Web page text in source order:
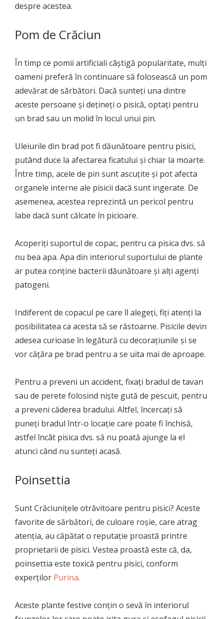
despre acestea.
Pom de Crăciun
În timp ce pomii artificiali câștigă popularitate, mulți
oameni preferă în continuare să folosească un pom
adevărat de sărbători. Dacă sunteți una dintre
aceste persoane și dețineți o pisică, optați pentru
un brad sau un molid în locul unui pin.
Uleiurile din brad pot fi dăunătoare pentru pisici,
putând duce la afectarea ficatului și chiar la moarte.
Între timp, acele de pin sunt ascuțite și pot afecta
organele interne ale pisicii dacă sunt ingerate. De
asemenea, acestea reprezintă un pericol pentru
labe dacă sunt călcate în picioare.
Acoperiți suportul de copac, pentru ca pisica dvs. să
nu bea apa. Apa din interiorul suportului de plante
ar putea conține bacterii dăunătoare și alți agenți
patogeni.
Indiferent de copacul pe care îl alegeți, fiți atenți la
posibilitatea ca acesta să se răstoarne. Pisicile devin
adesea curioase în legătură cu decorațiunile și se
vor cățăra pe brad pentru a se uita mai de aproape.
Pentru a preveni un accident, fixați bradul de tavan
sau de perete folosind niște gută de pescuit, pentru
a preveni căderea bradului. Altfel, încercați să
puneți bradul într-o locație care poate fi închisă,
astfel încât pisica dvs. să nu poată ajunge la el
atunci când nu sunteți acasă.
Poinsettia
Sunt Crăciunițele otrăvitoare pentru pisici? Aceste
favorite de sărbători, de culoare roșie, care atrag
atenția, au căpătat o reputație proastă printre
proprietarii de pisici. Vestea proastă este că, da,
poinsettia este toxică pentru pisici, conform
experților Purina.
Aceste plante festive conțin o sevă în interiorul